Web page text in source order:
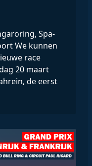
Spa-
We kunnen
race
20 maart
de eerst